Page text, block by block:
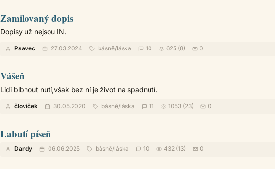
Zamilovaný dopis
Dopisy už nejsou IN.
Psavec 27.03.2024 básně/láska 10 625 (8) 0
Vášeň
Lidi blbnout nutí,však bez ní je život na spadnutí.
človiček 30.05.2020 básně/láska 11 1053 (23) 0
Labutí píseň
Dandy 06.06.2025 básně/láska 10 432 (13) 0